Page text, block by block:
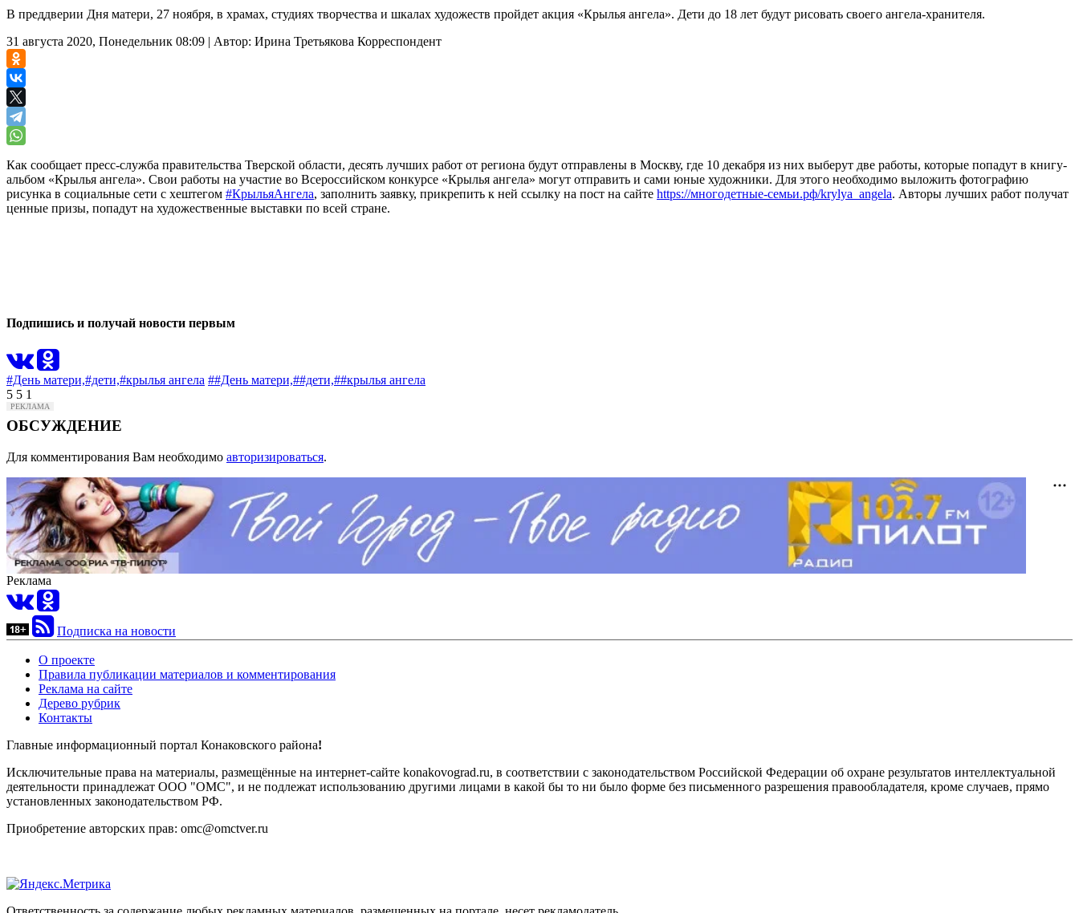
В преддверии Дня матери, 27 ноября, в храмах, студиях творчества и шкалах художеств пройдет акция «Крылья ангела». Дети до 18 лет будут рисовать своего ангела-хранителя.
31 августа 2020, Понедельник 08:09 | Автор: Ирина Третьякова Корреспондент
Как сообщает пресс-служба правительства Тверской области, десять лучших работ от региона будут отправлены в Москву, где 10 декабря из них выберут две работы, которые попадут в книгу-
альбом «Крылья ангела». Свои работы на участие во Всероссийском конкурсе «Крылья ангела» могут отправить и сами юные художники. Для этого необходимо выложить фотографию
рисунка в социальные сети с хештегом #КрыльяАнгела, заполнить заявку, прикрепить к ней ссылку на пост на сайте https://многодетные-семьи.рф/krylya_angela. Авторы лучших работ получат
ценные призы, попадут на художественные выставки по всей стране.
Подпишись и получай новости первым
#День матери,#дети,#крылья ангела ##День матери,##дети,##крылья ангела
5 5 1
ОБСУЖДЕНИЕ
Для комментирования Вам необходимо авторизироваться.
Реклама
Подписка на новости
О проекте
Правила публикации материалов и комментирования
Реклама на сайте
Дерево рубрик
Контакты
Главные информационный портал Конаковского района!
Исключительные права на материалы, размещённые на интернет-сайте konakovograd.ru, в соответствии с законодательством Российской Федерации об охране результатов интеллектуальной
деятельности принадлежат ООО "ОМС", и не подлежат использованию другими лицами в какой бы то ни было форме без письменного разрешения правообладателя, кроме случаев, прямо
установленных законодательством РФ.
Приобретение авторских прав: omc@omctver.ru